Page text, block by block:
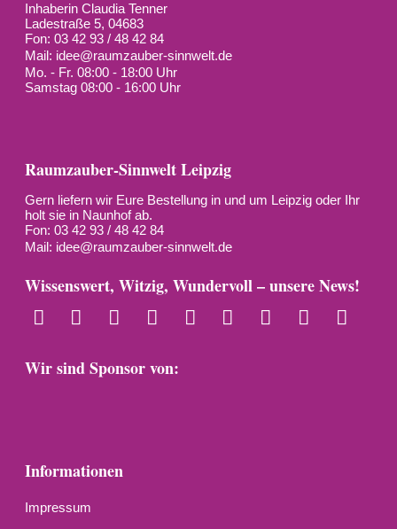
Inhaberin Claudia Tenner
Ladestraße 5, 04683
Fon: 03 42 93 / 48 42 84
Mail: idee@raumzauber-sinnwelt.de
Mo. - Fr. 08:00 - 18:00 Uhr
Samstag 08:00 - 16:00 Uhr
Raumzauber-Sinnwelt Leipzig
Gern liefern wir Eure Bestellung in und um Leipzig oder Ihr
holt sie in Naunhof ab.
Fon: 03 42 93 / 48 42 84
Mail: idee@raumzauber-sinnwelt.de
Wissenswert, Witzig, Wundervoll – unsere News!
Wir sind Sponsor von:
Informationen
Impressum